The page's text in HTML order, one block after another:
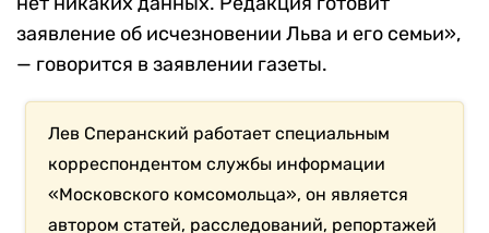
заявление об исчезновении Льва и его семьи»,
— говорится в заявлении газеты.
Лев Сперанский работает специальным
корреспондентом службы информации
«Московского комсомольца», он является
автором статей, расследований, репортажей